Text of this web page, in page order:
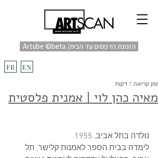
EN
FR
Artube ©beta /הזמנת הדפסים עד הבית
מאיה כהן לוי | אמנית פלסטית
זמן קריאה 1 דקות
נולדה בתל אביב, 1955.
לימדה בבית הספר לאמנות קלישר, תל